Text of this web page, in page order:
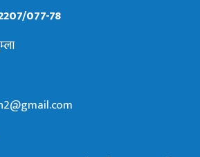
077-78